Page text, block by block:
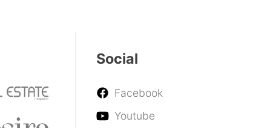
Social
Facebook
Youtube